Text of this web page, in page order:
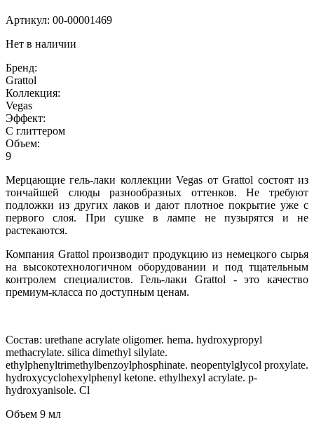
Артикул: 00-00001469
Нет в наличии
Бренд:
Grattol
Коллекция:
Vegas
Эффект:
С глиттером
Объем:
9
Мерцающие гель-лаки коллекции Vegas от Grattol состоят из
тончайшей слюды разнообразных оттенков. Не требуют
подложки из других лаков и дают плотное покрытие уже с
первого слоя. При сушке в лампе не пузырятся и не
растекаются.
Компания Grattol производит продукцию из немецкого сырья
на высокотехнологичном оборудовании и под тщательным
контролем специалистов. Гель-лаки Grattol - это качество
премиум-класса по доступным ценам.
Состав: urethane acrylate oligomer. hema. hydroxypropyl
methacrylate. silica dimethyl silylate.
ethylphenyltrimethylbenzoylphosphinate. neopentylglycol proxylate.
hydroxycyclohexylphenyl ketone. ethylhexyl acrylate. p-
hydroxyanisole. Cl
Объем 9 мл